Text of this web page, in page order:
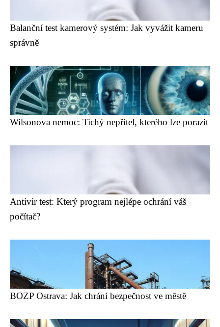
Balanční test kamerový systém: Jak vyvážit kameru
správně
Wilsonova nemoc: Tichý nepřítel, kterého lze porazit
Antivir test: Který program nejlépe ochrání váš
počítač?
BOZP Ostrava: Jak chrání bezpečnost ve městě